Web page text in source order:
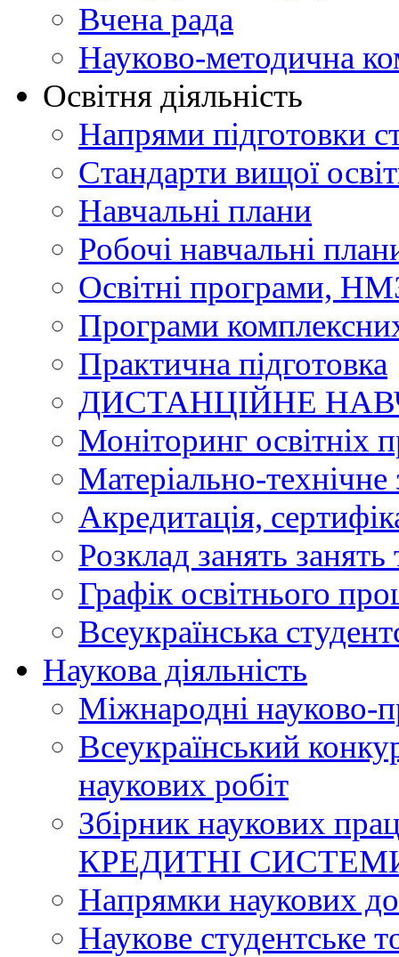
Вчена рада
Науково-методична
Освітня діяльність
Напрями підготовки
Стандарти вищої
Навчальні плани
Робочі навчальні
Освітні програми,
Програми
Практична підготовка
ДИСТАНЦІЙНЕ
Моніторинг освітніх
Матеріально-технічне
Акредитація,
Розклад занять занять
Графік освітнього
Всеукраїнська
Наукова діяльність
Міжнародні науково-
Всеукраїнський
наукових робіт
Збірник наукових
КРЕДИТНІ
Напрямки наукових
Наукове студентське